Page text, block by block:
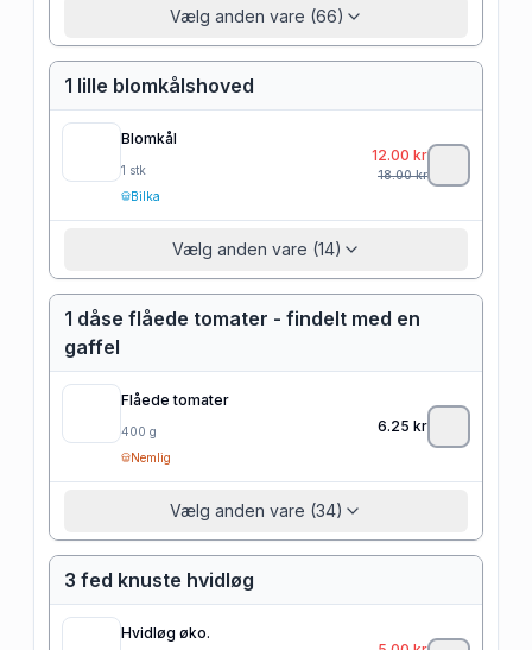
Vælg anden vare (66)
1 lille blomkålshoved
Blomkål
1 stk
Bilka
12.00 kr
18.00kr
Vælg anden vare (14)
1 dåse flåede tomater - findelt med en
gaffel
Flåede tomater
400 g
Nemlig
6.25 kr
Vælg anden vare (34)
3 fed knuste hvidløg
Hvidløg øko.